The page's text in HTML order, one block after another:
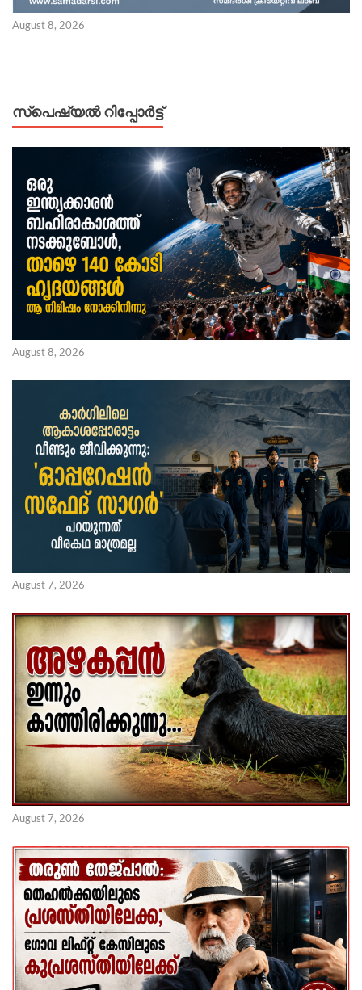
August 8, 2026
സ്പെഷ്യൽ റിപ്പോര്‍ട്ട്
August 8, 2026
August 7, 2026
August 7, 2026